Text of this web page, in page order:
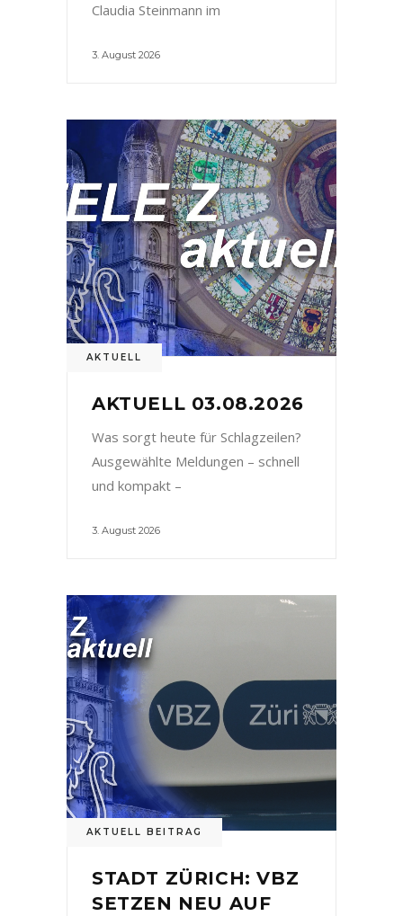
Claudia Steinmann im
3. August 2026
AKTUELL
AKTUELL 03.08.2026
Was sorgt heute für Schlagzeilen?
Ausgewählte Meldungen – schnell
und kompakt –
3. August 2026
AKTUELL BEITRAG
STADT ZÜRICH: VBZ
SETZEN NEU AUF